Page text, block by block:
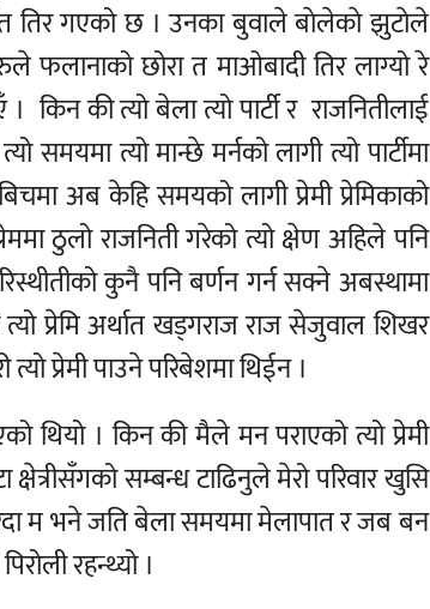
तिर गएको छ । उनका बुवाले बाेलेकाे झुटाेले
फलानाको छोरा त माओबादी तिर लाग्यो रे
की त्यो बेला त्यो पार्टी र राजनितीलाई
त्यो मान्छे मर्नको लागी त्यो पार्टीमा
अब केहि समयको लागी प्रेमी प्रेमिकाको
ठुलो राजनिती गरेको त्यो क्षेण अहिले पनि
कुनै पनि बर्णन गर्न सक्ने अबस्थामा
प्रेमि अर्थात खड्गराज राज सेजुवाल शिखर
प्रेमी पाउने परिबेशमा थिईन ।
थियो । किन की मैले मन पराएको त्यो प्रेमी
सम्बन्ध टाढिनुले मेरो परिवार खुसि
म भने जति बेला समयमा मेलापात र जब बन
रहन्थ्यो ।